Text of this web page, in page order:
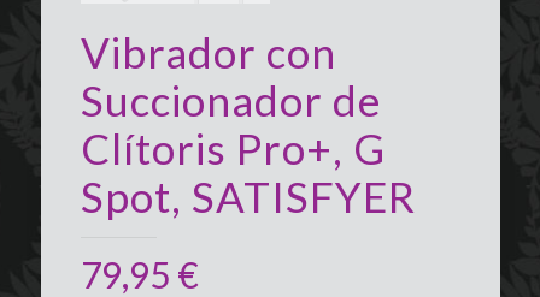
Vibrador con
Succionador de
Clítoris Pro+, G
Spot, SATISFYER
79,95 €